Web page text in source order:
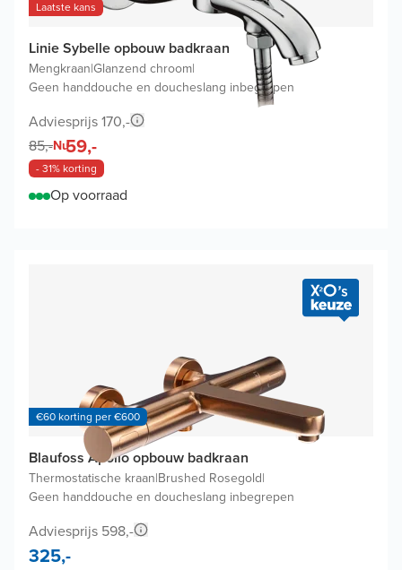
Laatste kans
Linie Sybelle opbouw badkraan
Mengkraan|Glanzend chroom|
Geen handdouche en doucheslang inbegrepen
Adviesprijs 170,-
85,-Nu59,-
- 31% korting
Op voorraad
€60 korting per €600
Blaufoss Apollo opbouw badkraan
Thermostatische kraan|Brushed Rosegold|
Geen handdouche en doucheslang inbegrepen
Adviesprijs 598,-
325,-